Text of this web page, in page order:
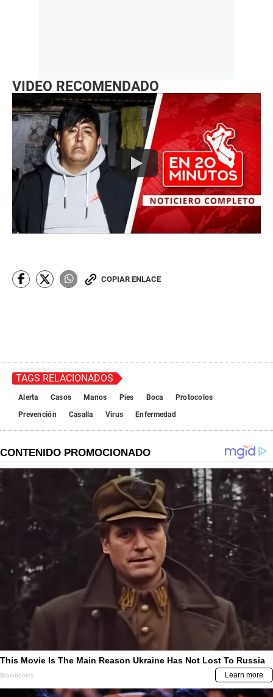
VIDEO RECOMENDADO
COPIAR ENLACE
TAGS RELACIONADOS
Alerta Casos Manos Pies Boca
Protocolos
Prevención
Casalla Virus Enfermedad